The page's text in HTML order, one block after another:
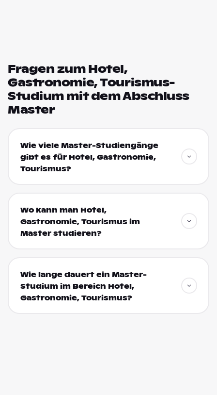
Fragen zum Hotel,
Gastronomie, Tourismus-
Studium mit dem Abschluss
Master
Wie viele Master-Studiengänge
gibt es für Hotel, Gastronomie,
Tourismus?
Wo kann man Hotel,
Gastronomie, Tourismus im
Master studieren?
Wie lange dauert ein Master-
Studium im Bereich Hotel,
Gastronomie, Tourismus?